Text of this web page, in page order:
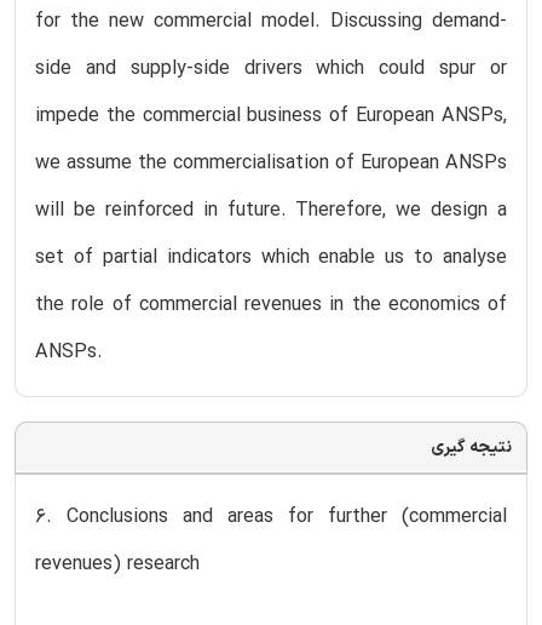
for the new commercial model. Discussing demand-
side and supply-side drivers which could spur or
impede the commercial business of European ANSPs,
we assume the commercialisation of European ANSPs
will be reinforced in future. Therefore, we design a
set of partial indicators which enable us to analyse
the role of commercial revenues in the economics of
ANSPs.
نتیجه گیری
6. Conclusions and areas for further (commercial
revenues) research